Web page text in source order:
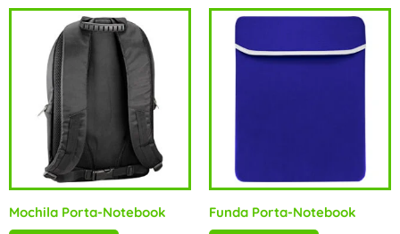
Mochila Porta-Notebook Funda Porta-Notebook